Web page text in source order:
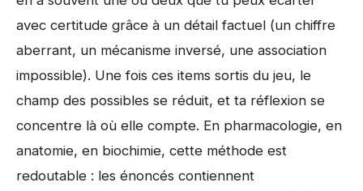
avec certitude grâce à un détail factuel (un chiffre
aberrant, un mécanisme inversé, une association
impossible). Une fois ces items sortis du jeu, le
champ des possibles se réduit, et ta réflexion se
concentre là où elle compte. En pharmacologie, en
anatomie, en biochimie, cette méthode est
redoutable : les énoncés contiennent